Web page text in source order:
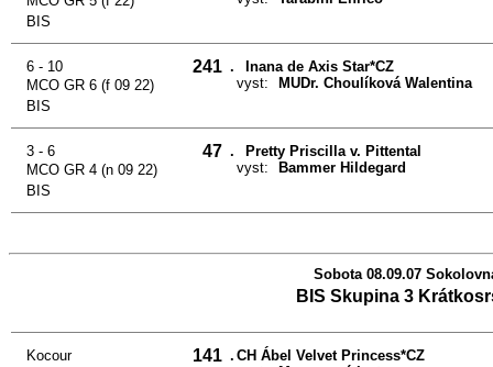
BIS
6 - 10 241 .
MCO GR 6 (f 09 22)
Inana de Axis Star*CZ
vyst:
MUDr. Choulíková Walentina
BIS
3 - 6 47 .
MCO GR 4 (n 09 22)
Pretty Priscilla v. Pittental
vyst:
Bammer Hildegard
BIS
Sobota 08.09.07
BIS Skupina 3
Kocour 141 . CH Ábel Velvet Princess*CZ